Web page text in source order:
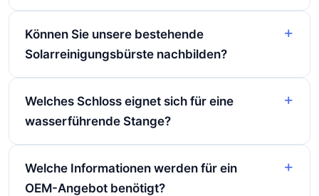
Können Sie unsere bestehende
Solarreinigungsbürste nachbilden?
Welches Schloss eignet sich für eine
wasserführende Stange?
Welche Informationen werden für ein
OEM-Angebot benötigt?